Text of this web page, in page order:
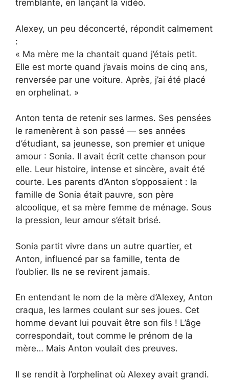
tremblante, en lançant la vidéo.
Alexey, un peu déconcerté, répondit calmement
:
« Ma mère me la chantait quand j’étais petit.
Elle est morte quand j’avais moins de cinq ans,
renversée par une voiture. Après, j’ai été placé
en orphelinat. »
Anton tenta de retenir ses larmes. Ses pensées
le ramenèrent à son passé — ses années
d’étudiant, sa jeunesse, son premier et unique
amour : Sonia. Il avait écrit cette chanson pour
elle. Leur histoire, intense et sincère, avait été
courte. Les parents d’Anton s’opposaient : la
famille de Sonia était pauvre, son père
alcoolique, et sa mère femme de ménage. Sous
la pression, leur amour s’était brisé.
Sonia partit vivre dans un autre quartier, et
Anton, influencé par sa famille, tenta de
l’oublier. Ils ne se revirent jamais.
En entendant le nom de la mère d’Alexey, Anton
craqua, les larmes coulant sur ses joues. Cet
homme devant lui pouvait être son fils ! L’âge
correspondait, tout comme le prénom de la
mère… Mais Anton voulait des preuves.
Il se rendit à l’orphelinat où Alexey avait grandi.